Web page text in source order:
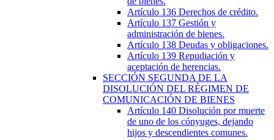
Artículo 136 Derechos de crédito.
Artículo 137 Gestión y
administración de bienes.
Artículo 138 Deudas y obligaciones.
Artículo 139 Repudiación y
aceptación de herencias.
SECCIÓN SEGUNDA DE LA
DISOLUCIÓN DEL RÉGIMEN DE
COMUNICACIÓN DE BIENES
Artículo 140 Disolución por muerte
de uno de los cónyuges, dejando
hijos y descendientes comunes.